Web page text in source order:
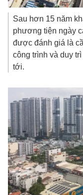
Sau hơn 15 năm
phương tiện ngày
được đánh giá là
công trình và duy
tới.